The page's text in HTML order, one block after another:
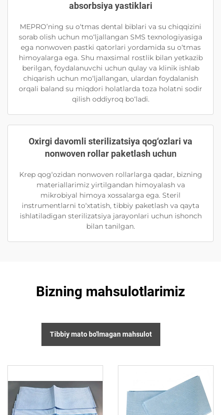
absorbsiya yastiklari
MEPRO’ning su o‘tmas dental biblari va su chiqqizini
sorab olish uchun mo‘ljallangan SMS texnologiyasiga
ega nonwoven pastki qatorlari yordamida su o‘tmas
himoyalarga ega. Shu maxsimal rostlik bilan yetkazib
berilgan, foydalanuvchi uchun qulay va klinik ishlab
chiqarish uchun mo‘ljallangan, ulardan foydalanish
orqali baland su miqdori holatlarda toza holatni sodir
qilish oddiyroq bo‘ladi.
Oxirgi davomli sterilizatsiya qog‘ozlari va
nonwoven rollar paketlash uchun
Krep qog‘ozidan nonwoven rollarlarga qadar, bizning
materiallarimiz yirtilgandan himoyalash va
mikrobiyal himoya xossalarga ega. Steril
instrumentlarni to‘xtatish, tibbiy paketlash va qayta
ishlatiladigan sterilizatsiya jarayonlari uchun ishonch
bilan tanilgan.
Bizning mahsulotlarimiz
Tibbiy mato bo'lmagan mahsulot